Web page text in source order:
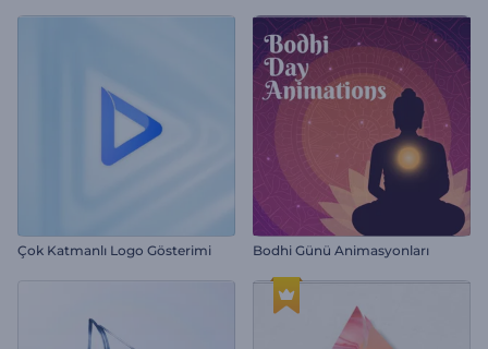
Çok Katmanlı Logo Gösterimi Bodhi Günü Animasyonları